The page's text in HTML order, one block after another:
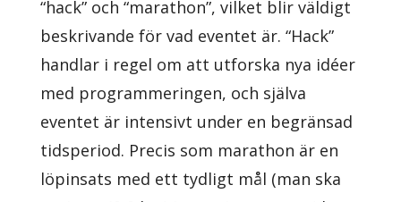
“hack” och “marathon”, vilket blir väldigt
beskrivande för vad eventet är. “Hack”
handlar i regel om att utforska nya idéer
med programmeringen, och själva
eventet är intensivt under en begränsad
tidsperiod. Precis som marathon är en
löpinsats med ett tydligt mål (man ska